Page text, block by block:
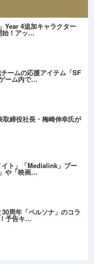
Year 4追加キャラクター
始！アッ…
ームの応援アイテム「SF
ーム内で…
締役社長・梅崎伸幸氏が
イト」「Medialink」ブー
や「映画…
周年「ペルソナ」のコラ
予告キ…